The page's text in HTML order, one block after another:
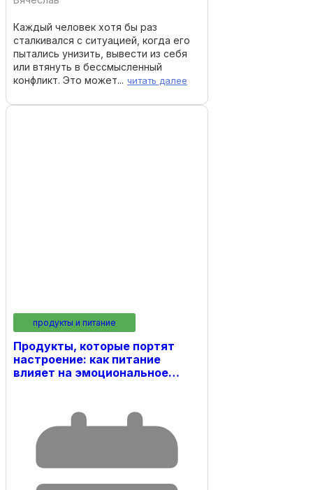
Каждый человек хотя бы раз
сталкивался с ситуацией, когда его
пытались унизить, вывести из себя
или втянуть в бессмысленный
конфликт. Это может... читать далее
продукты и питание
Продукты, которые портят
настроение: как питание
влияет на эмоциональное…